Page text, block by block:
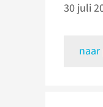
30 juli
naar